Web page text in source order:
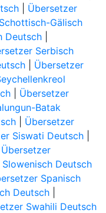
| Übersetzer
Gälisch
Deutsch|
Serbisch
| Übersetzer
| Übersetzer
Batak
| Übersetzer
Siswati Deutsch|
Übersetzer
Deutsch
Spanisch
Deutsch|
Swahili Deutsch